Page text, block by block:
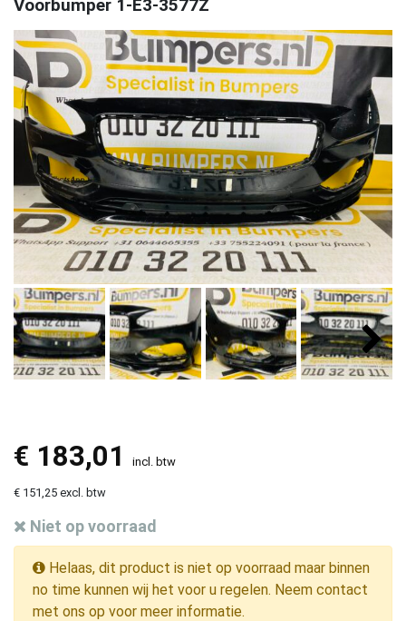
Voorbumper 1-E3-3577Z
€ 183,01 incl. btw
€ 151,25 excl. btw
Niet op voorraad
Helaas, dit product is niet op voorraad maar binnen
no time kunnen wij het voor u regelen. Neem contact
met ons op voor meer informatie.